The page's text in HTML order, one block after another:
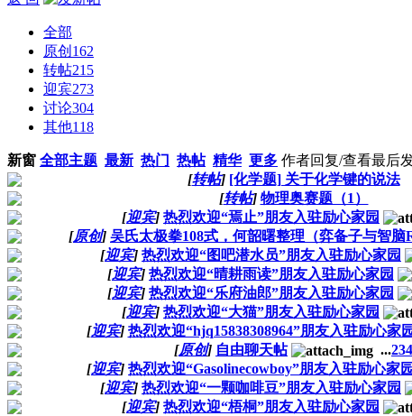
全部
原创 162
转帖215
迎宾273
讨论304
其他118
新窗 全部主题 最新 热门 热帖 精华 更多 作者回复/查看最后
[转帖] [化学题] 关于化学键的说法
[转帖] 物理奥赛题（1）
[迎宾] 热烈欢迎“焉止”朋友入驻励心家园
[原创] 吴氏太极拳108式，何韶曙整理（弈备子与智脑
[迎宾] 热烈欢迎“图吧潜水员”朋友入驻励心家园
[迎宾] 热烈欢迎“晴耕雨读”朋友入驻励心家园
[迎宾] 热烈欢迎“乐府油郎”朋友入驻励心家园
[迎宾] 热烈欢迎“大猫”朋友入驻励心家园
[迎宾] 热烈欢迎“hjq15838308964”朋友入驻励心家园
[原创] 自由聊天帖 ...234
[迎宾] 热烈欢迎“Gasolinecowboy”朋友入驻励心家园
[迎宾] 热烈欢迎“一颗咖啡豆”朋友入驻励心家园
[迎宾] 热烈欢迎“梧桐”朋友入驻励心家园